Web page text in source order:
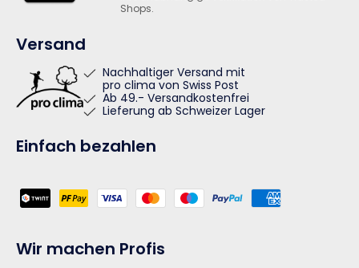
Shops.
Versand
Nachhaltiger Versand mit
pro clima von Swiss Post
Ab 49.- Versandkostenfrei
Lieferung ab Schweizer Lager
Einfach bezahlen
Zahlungsmethoden
Wir machen Profis